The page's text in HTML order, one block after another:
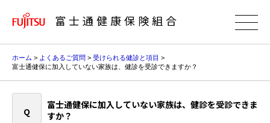
富士通健康保険組合
ホーム > よくあるご質問 > 受けられる健診と項目 >
富士通健保に加入していない家族は、健診を受診できますか？
富士通健保に加入していない家族は、健診を受診できま
すか？